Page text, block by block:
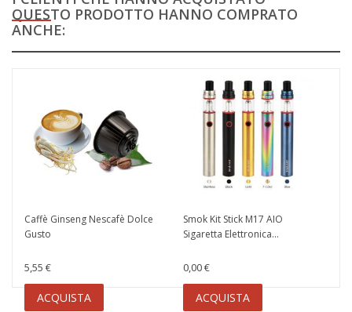
QUESTO PRODOTTO HANNO COMPRATO
ANCHE:
Caffè Ginseng Nescafè Dolce
Gusto
5,55 €
ACQUISTA
Smok Kit Stick M17 AIO
Sigaretta Elettronica...
0,00 €
ACQUISTA